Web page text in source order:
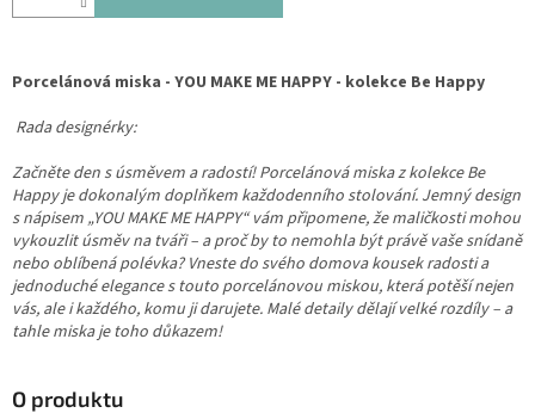
Porcelánová miska - YOU MAKE ME HAPPY - kolekce Be Happy
Rada designérky:
Začněte den s úsměvem a radostí! Porcelánová miska z kolekce Be
Happy je dokonalým doplňkem každodenního stolování. Jemný design
s nápisem „YOU MAKE ME HAPPY“ vám připomene, že maličkosti mohou
vykouzlit úsměv na tváři – a proč by to nemohla být právě vaše snídaně
nebo oblíbená polévka? Vneste do svého domova kousek radosti a
jednoduché elegance s touto porcelánovou miskou, která potěší nejen
vás, ale i každého, komu ji darujete. Malé detaily dělají velké rozdíly – a
tahle miska je toho důkazem!
O produktu